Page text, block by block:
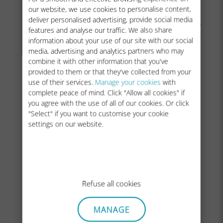
our website, we use cookies to personalise content,
deliver personalised advertising, provide social media
features and analyse our traffic. We also share
information about your use of our site with our social
media, advertising and analytics partners who may
combine it with other information that you've
provided to them or that they've collected from your
use of their services. Manage your cookies with
complete peace of mind. Click "Allow all cookies" if
you agree with the use of all of our cookies. Or click
"Select" if you want to customise your cookie
settings on our website.
Refuse all cookies
MANAGE
Uwaga: Jeśli paski sieci nadal nie są wyświetlane nawet po
ręcznym wyborze, skontaktuj się z naszym działem
klientaw celu uzyskania dalszej pomocy i podaj ICCID